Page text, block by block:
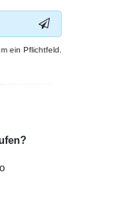
ein Pflichtfeld.